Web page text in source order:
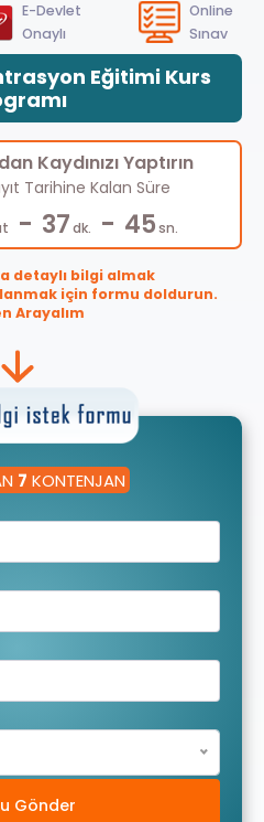
E-Devlet
Onaylı
Online
Sınav
Eğitimi Kurs
Kaydınızı Yaptırın
Tarihine Kalan Süre
- 37dk. - 45sn.
detaylı bilgi almak
için formu doldurun.
Arayalım
7 KONTENJAN
Gönder